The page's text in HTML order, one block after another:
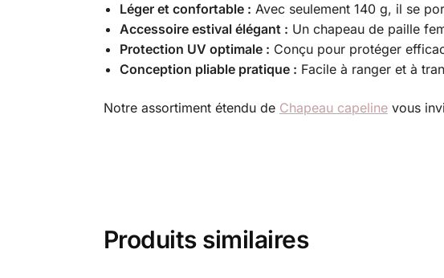
Léger et confortable : Avec seulement 140 g, il se
Accessoire estival élégant : Un chapeau de paille
Protection UV optimale : Conçu pour protéger
Conception pliable pratique : Facile à ranger et à
Notre assortiment étendu de Chapeau capelinevous
Produits similaires